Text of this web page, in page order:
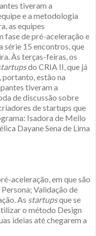
tiveram a
e a metodologia
as equipes
fase de pré-aceleração e
série 15 encontros, que
Às terças-feiras, os
do CRIA II, que já
portanto, estão na
tiveram a
de discussão sobre
de startups que
Isadora de Mello
Dayane Sena de Lima
aceleração, em que são
Validação de
As startupsque se
o método Design
ideias até chegarem a